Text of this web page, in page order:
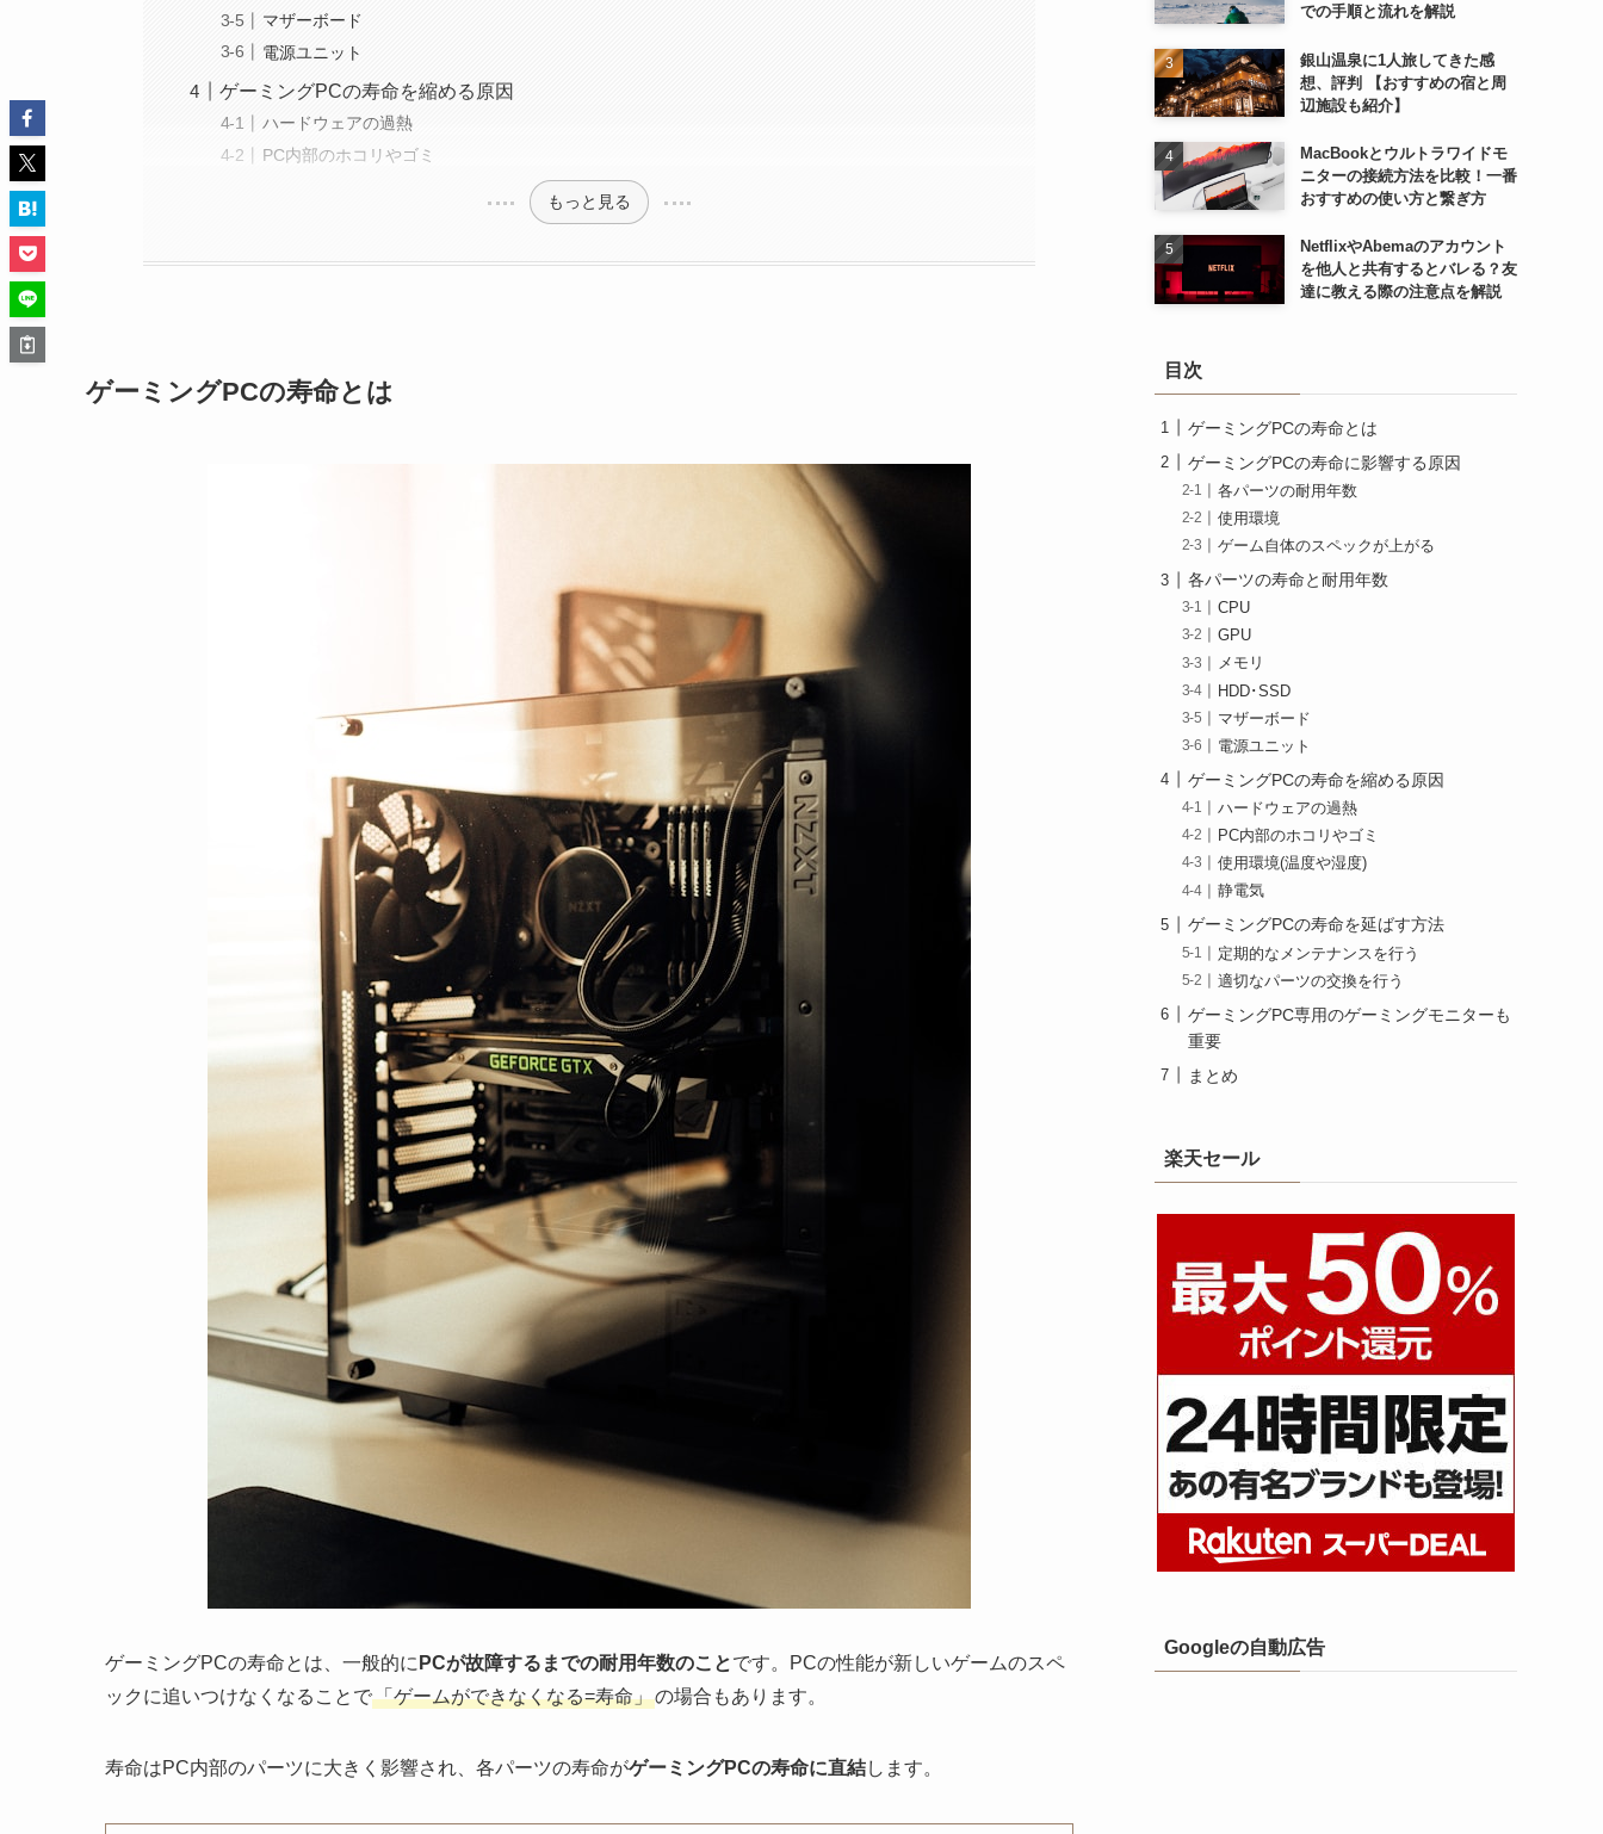
マザーボード
電源ユニット
ゲーミングPCの寿命を縮める原因
ハードウェアの過熱
PC内部のホコリやゴミ
もっと見る
ゲーミングPCの寿命とは
ゲーミングPCの寿命とは、一般的に PCが故障するまでの耐用年数のことです。PCの性能が新しいゲームのスペ
ックに追いつけなくなることで「ゲームができなくなる=寿命」の場合もあります。
寿命はPC内部のパーツに大きく影響され、各パーツの寿命がゲーミングPCの寿命に直結します。
での手順と流れを解説
銀山温泉に1人旅してきた感
想、評判 【おすすめの宿と周
辺施設も紹介】
MacBookとウルトラワイドモ
ニターの接続方法を比較！一番
おすすめの使い方と繋ぎ方
NetflixやAbemaのアカウント
を他人と共有するとバレる？友
達に教える際の注意点を解説
目次
ゲーミングPCの寿命とは
ゲーミングPCの寿命に影響する原因
各パーツの耐用年数
使用環境
ゲーム自体のスペックが上がる
各パーツの寿命と耐用年数
CPU
GPU
メモリ
HDD･SSD
マザーボード
電源ユニット
ゲーミングPCの寿命を縮める原因
ハードウェアの過熱
PC内部のホコリやゴミ
使用環境(温度や湿度)
静電気
ゲーミングPCの寿命を延ばす方法
定期的なメンテナンスを行う
適切なパーツの交換を行う
ゲーミングPC専用のゲーミングモニターも
重要
まとめ
楽天セール
Googleの自動広告